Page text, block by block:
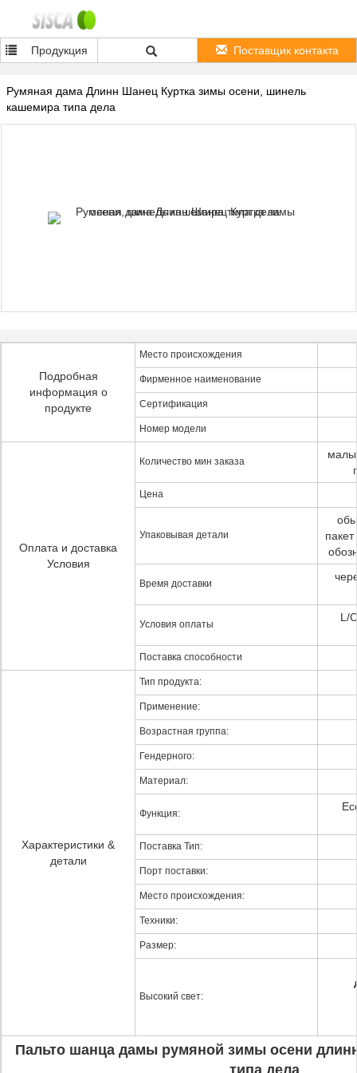
Продукция Поставщик контакта
Румяная дама Длинн Шанец Куртка зимы осени, шинель
кашемира типа дела
Подробная
информация о
продукте
Место происхождения
Фирменное наименование
Сертификация
Номер модели
Оплата и доставка
Условия
Количество мин заказа
Цена
Упаковывая детали
Время доставки
Условия оплаты
L/
Поставка способности
Характеристики &
детали
Тип продукта:
Применение:
Возрастная группа:
Гендерного:
Материал:
Функция:
Поставка Тип:
Порт поставки:
Место происхождения:
Техники:
Размер:
Высокий свет:
Пальто шанца дамы румяной зимы осени
типа дела